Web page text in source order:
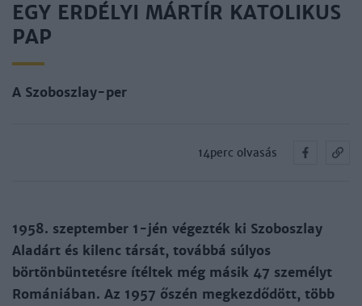
EGY ERDÉLYI MÁRTÍR KATOLIKUS
PAP
A Szoboszlay-per
14perc olvasás
1958. szeptember 1-jén végezték ki Szoboszlay
Aladárt és kilenc társát, továbbá súlyos
börtönbüntetésre ítéltek még másik 47 személyt
Romániában. Az 1957 őszén megkezdődött, több